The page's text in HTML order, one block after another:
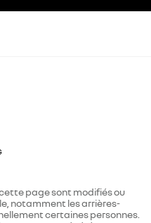
page sont modifiés ou
notamment les arrières-
certaines personnes.